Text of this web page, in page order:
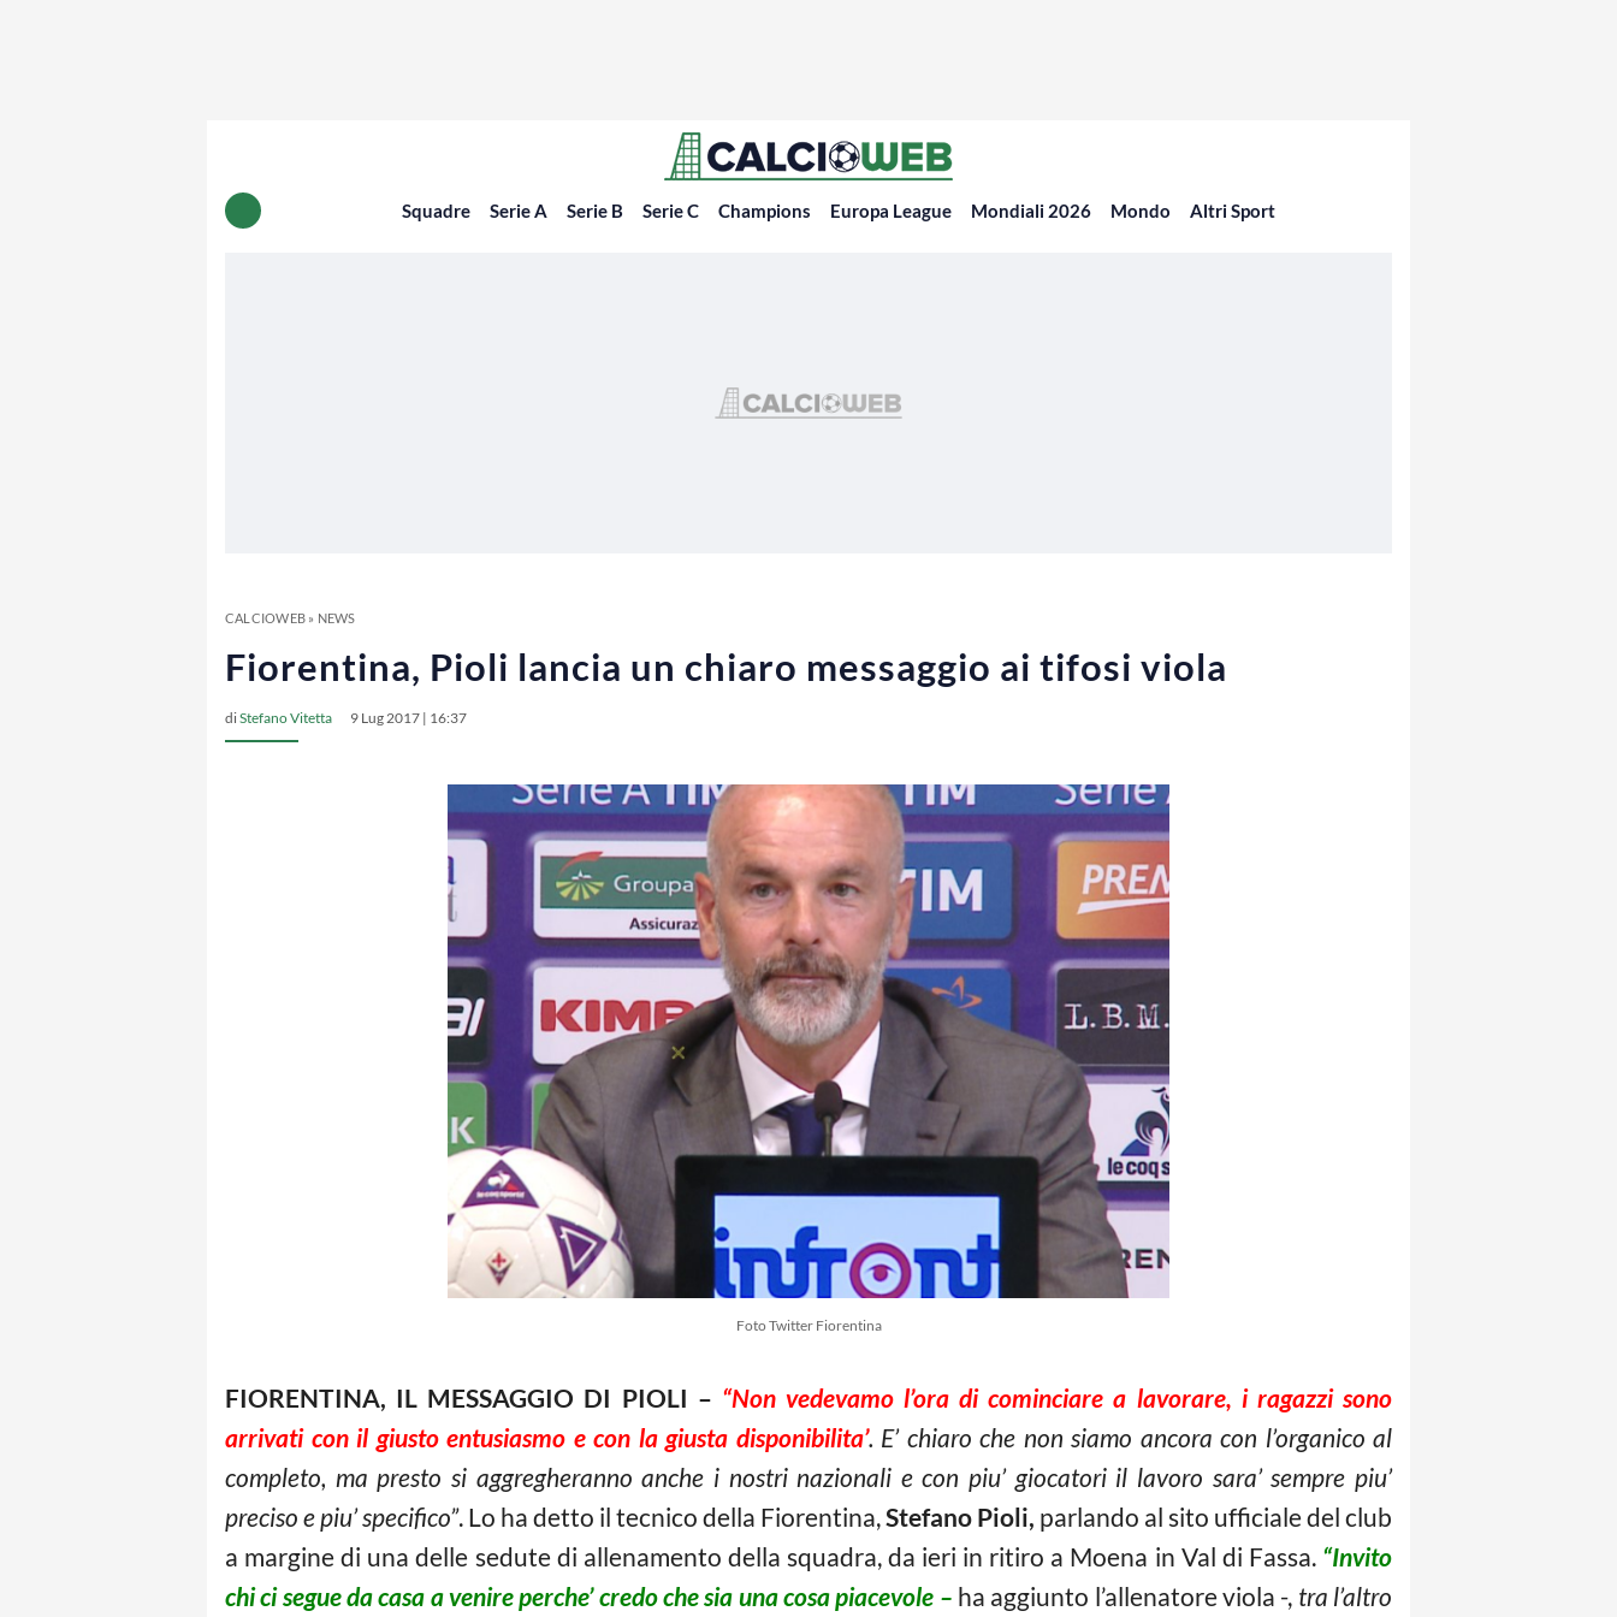
Squadre Serie A Serie B Serie C Champions Europa League Mondiali 2026 Mondo Altri Sport
CALCIOWEB» NEWS
Fiorentina, Pioli lancia un chiaro messaggio ai tifosi viola
diStefano Vitetta 9 Lug 2017 | 16:37
Foto Twitter Fiorentina
FIORENTINA, IL MESSAGGIO DI PIOLI – “Non vedevamo l’ora di cominciare a lavorare, i ragazzi sono
arrivati con il giusto entusiasmo e con la giusta disponibilita’. E’ chiaro che non siamo ancora con l’organico al
completo, ma presto si aggregheranno anche i nostri nazionali e con piu’ giocatori il lavoro sara’ sempre piu’
preciso e piu’ specifico”. Lo ha detto il tecnico della Fiorentina,Stefano Pioli, parlando al sito ufficiale del club
a margine di una delle sedute di allenamento della squadra, da ieri in ritiro a Moena in Val di Fassa. “Invito
chi ci segue da casa a venire perche’ credo che sia una cosa piacevole – ha aggiunto l’allenatore viola -, tra l’altro